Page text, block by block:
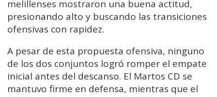
melillenses mostraron una buena actitud,
presionando alto y buscando las transiciones
ofensivas con rapidez.
A pesar de esta propuesta ofensiva, ninguno
de los dos conjuntos logró romper el empate
inicial antes del descanso. El Martos CD se
mantuvo firme en defensa, mientras que el